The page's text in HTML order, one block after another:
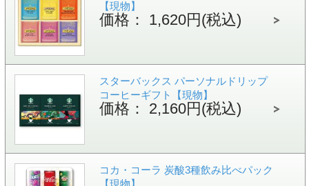
【現物】
価格： 1,620円(税込)
スターバックス パーソナルドリップ
コーヒーギフト【現物】
価格： 2,160円(税込)
コカ・コーラ 炭酸3種飲み比べパック